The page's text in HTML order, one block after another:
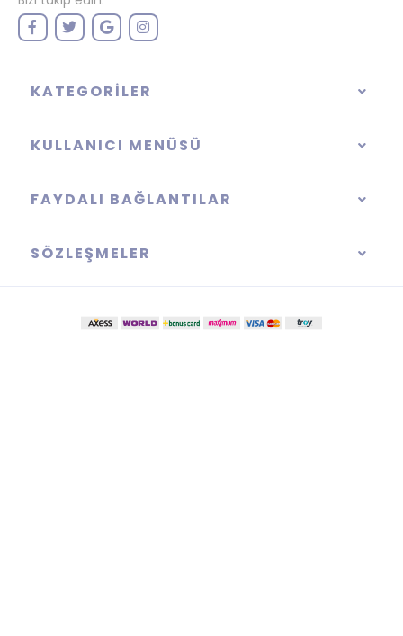
KATEGORILER
KULLANICI MENÜSÜ
FAYDALI BAĞLANTILAR
SÖZLEŞMELER